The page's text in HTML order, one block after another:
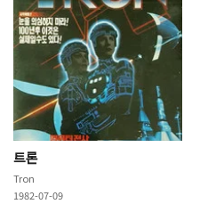
트론
Tron
1982-07-09